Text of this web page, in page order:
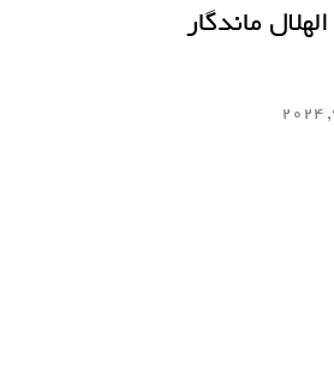
ماندگار